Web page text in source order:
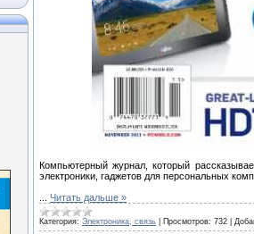
Компьютерный журнал, который
электроники, гаджетов для персональных
Читать дальше »
Категория: Электроника, связь Просмотров: 732